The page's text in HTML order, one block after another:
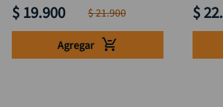
$ 19.900 $21.900
Agregar
$ 22.